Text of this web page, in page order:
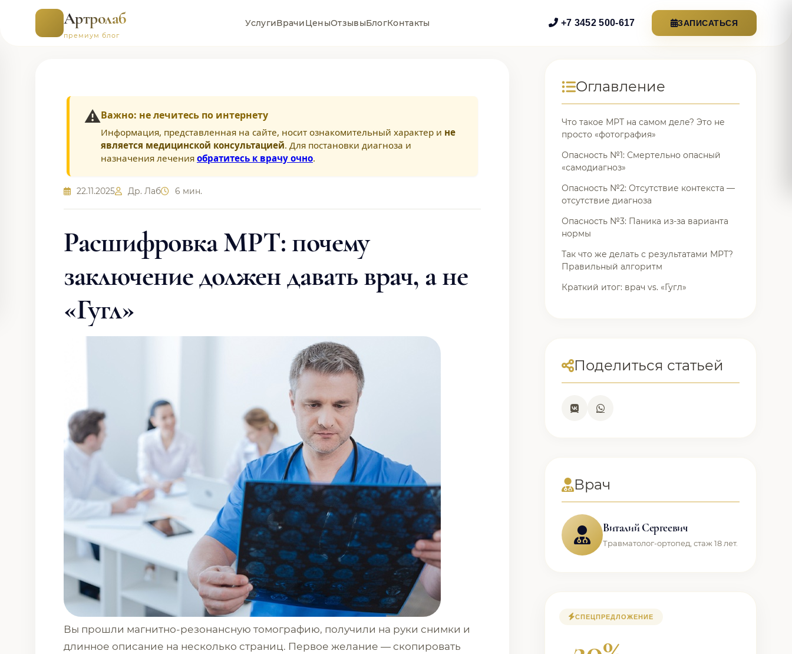
Артролаб
премиум блог
УслугиВрачиЦеныОтзывыБлогКонтакты +7 3452 500-617 ЗАПИСАТЬСЯ
⚠️Важно: не лечитесь по интернету
Информация, представленная на сайте, носит ознакомительный характер и не
является медицинской консультацией. Для постановки диагноза и
назначения лечения обратитесь к врачу очно.
22.11.2025 Др. Лаб 6 мин.
Расшифровка МРТ: почему
заключение должен давать врач, а не
«Гугл»
Вы прошли магнитно-резонансную томографию, получили на руки снимки и
длинное описание на несколько страниц. Первое желание — скопировать
Оглавление
Что такое МРТ на самом деле? Это не
просто «фотография»
Опасность №1: Смертельно опасный
«самодиагноз»
Опасность №2: Отсутствие контекста —
отсутствие диагноза
Опасность №3: Паника из-за варианта
нормы
Так что же делать с результатами МРТ?
Правильный алгоритм
Краткий итог: врач vs. «Гугл»
Поделиться статьей
Врач
Виталий Сергеевич
Травматолог-ортопед, стаж 18 лет.
СПЕЦПРЕДЛОЖЕНИЕ